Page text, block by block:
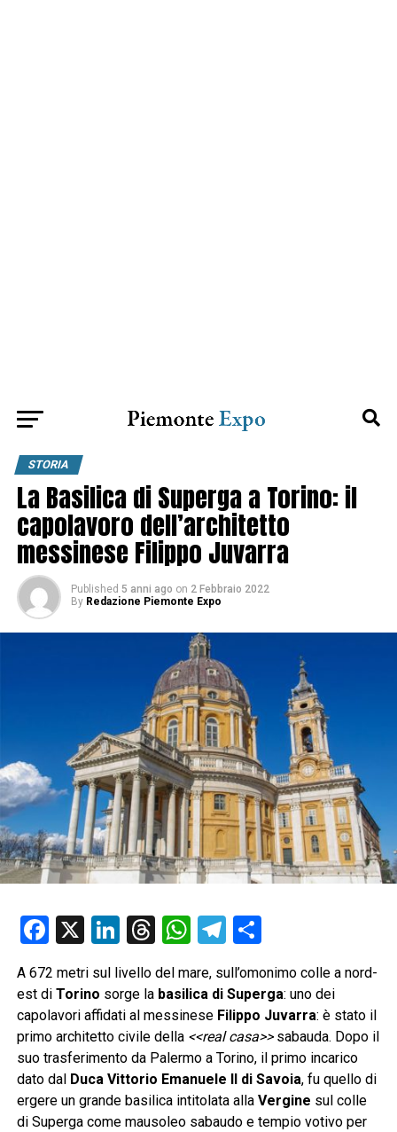
STORIA
La Basilica di Superga a Torino: il
capolavoro dell’architetto
messinese Filippo Juvarra
Published 5 anni ago on 2 Febbraio 2022
By Redazione Piemonte Expo
Facebook
X LinkedIn
Threads
WhatsApp
Telegram
Condividi
A 672 metri sul livello del mare, sull’omonimo colle a nord-
est di Torino sorge la basilica di Superga: uno dei
capolavori affidati al messinese Filippo Juvarra: è stato il
primo architetto civile della <<real casa>>sabauda. Dopo il
suo trasferimento da Palermo a Torino, il primo incarico
dato dal Duca Vittorio Emanuele II di Savoia, fu quello di
ergere un grande basilica intitolata alla Vergine sul colle
di Superga come mausoleo sabaudo e tempio votivo per